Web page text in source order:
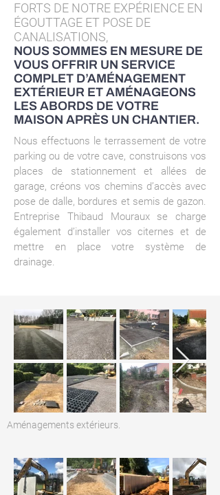
FORTS DE NOTRE EXPÉRIENCE EN
ÉGOUTTAGE ET POSE DE
CANALISATIONS,
NOUS SOMMES EN MESURE DE
VOUS OFFRIR UN SERVICE
COMPLET D’AMÉNAGEMENT
EXTÉRIEUR ET AMÉNAGEONS
LES ABORDS DE VOTRE
MAISON APRÈS UN CHANTIER.
Nous effectuons le terrassement de votre
parking ou de votre cave, construisons vos
places de stationnement et allées de
garage, créons vos chemins d’accès avec
pose de dalle, bordures et semis de gazon.
Entreprise Thibaud Mouraux se charge
également d’installer vos citernes et de
mettre en place votre système de
drainage.
Aménagements extérieurs.